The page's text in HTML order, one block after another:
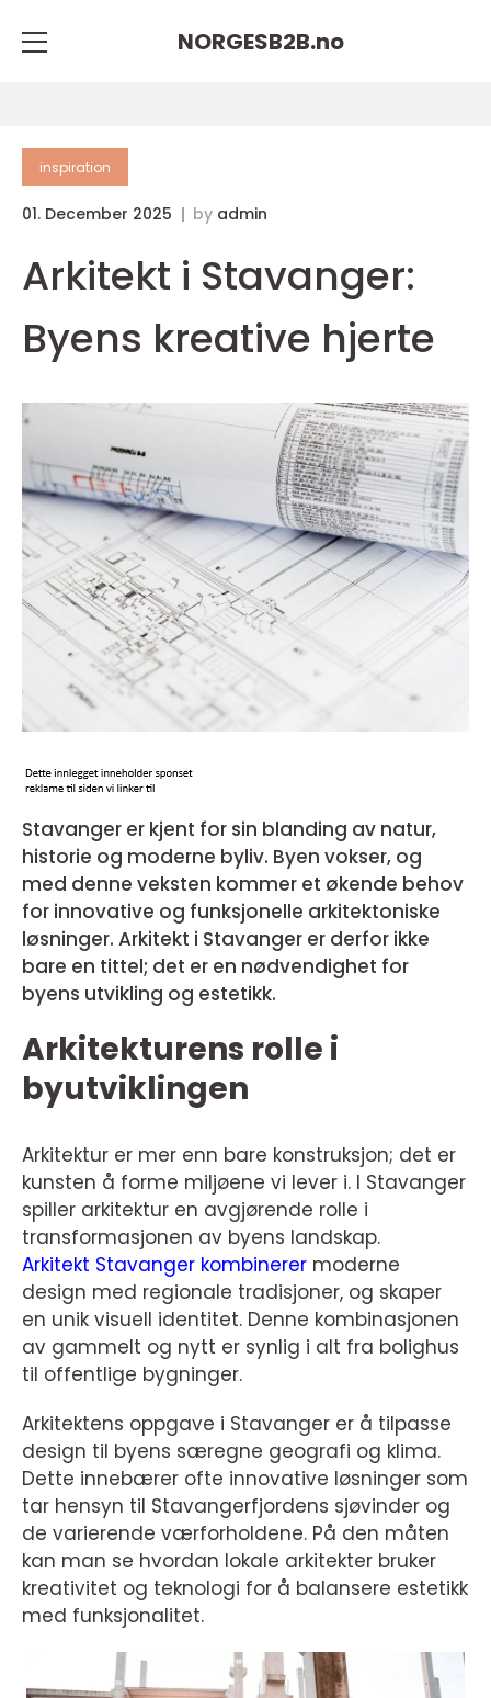
NORGESB2B.no
inspiration
01. December 2025 by admin
Arkitekt i Stavanger:
Byens kreative hjerte
Stavanger er kjent for sin blanding av natur,
historie og moderne byliv. Byen vokser, og
med denne veksten kommer et økende behov
for innovative og funksjonelle arkitektoniske
løsninger. Arkitekt i Stavanger er derfor ikke
bare en tittel; det er en nødvendighet for
byens utvikling og estetikk.
Arkitekturens rolle i
byutviklingen
Arkitektur er mer enn bare konstruksjon; det er
kunsten å forme miljøene vi lever i. I Stavanger
spiller arkitektur en avgjørende rolle i
transformasjonen av byens landskap.
Arkitekt Stavanger kombinerer moderne
design med regionale tradisjoner, og skaper
en unik visuell identitet. Denne kombinasjonen
av gammelt og nytt er synlig i alt fra bolighus
til offentlige bygninger.
Arkitektens oppgave i Stavanger er å tilpasse
design til byens særegne geografi og klima.
Dette innebærer ofte innovative løsninger som
tar hensyn til Stavangerfjordens sjøvinder og
de varierende værforholdene. På den måten
kan man se hvordan lokale arkitekter bruker
kreativitet og teknologi for å balansere estetikk
med funksjonalitet.